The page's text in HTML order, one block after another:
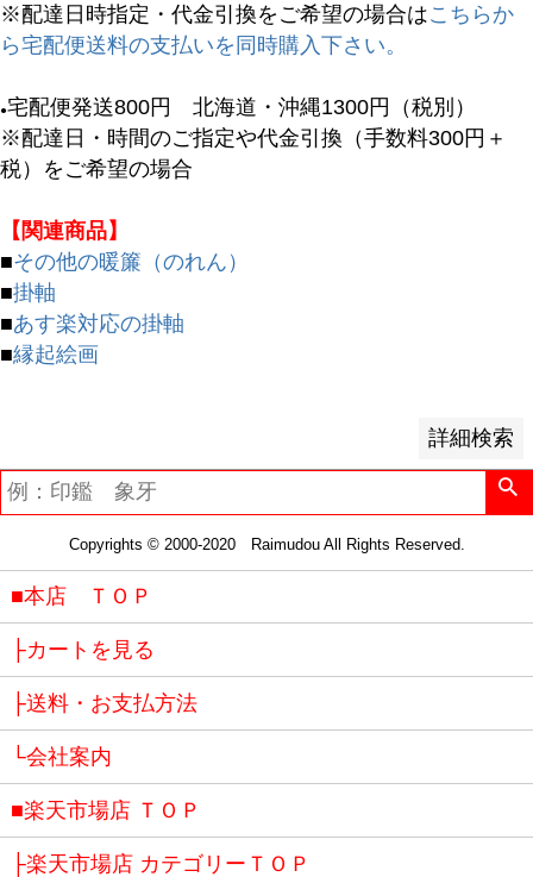
※配達日時指定・代金引換をご希望の場合はこちらか
ら宅配便送料の支払いを同時購入下さい。
●宅配便発送800円 北海道・沖縄1300円（税別）
※配達日・時間のご指定や代金引換（手数料300円＋
税）をご希望の場合
【関連商品】
■その他の暖簾（のれん）
■掛軸
■あす楽対応の掛軸
■縁起絵画
詳細検索
予約商品
予約商品のみを表示
並び順
新着順
登録順
価格が安い順
価格が高い順
優先度順
レビュー順
キーワードヒット順
Copyrights © 2000-2020 Raimudou All Rights Reserved.
■本店 ＴＯＰ
├カートを見る
├送料・お支払方法
└会社案内
■楽天市場店 ＴＯＰ
├楽天市場店 カテゴリーＴＯＰ